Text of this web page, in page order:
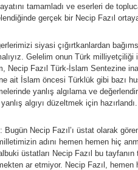
tamamladı ve eserleri de
gerçek bir Necip Fazıl
siyasi çığırtkanlardan
Gelelim onun Türk
Necip Fazıl Türk-İslam Sentezine
ait İslam öncesi Türklük gibi bazı
yanlış algılama ve
algıyı düzeltmek için hazırlandı.
Bugün Necip Fazıl’ı üstat olarak
adını hemen hemen hiç
üstatları Necip Fazıl bu
ar etmiyor. Necip Fazıl,